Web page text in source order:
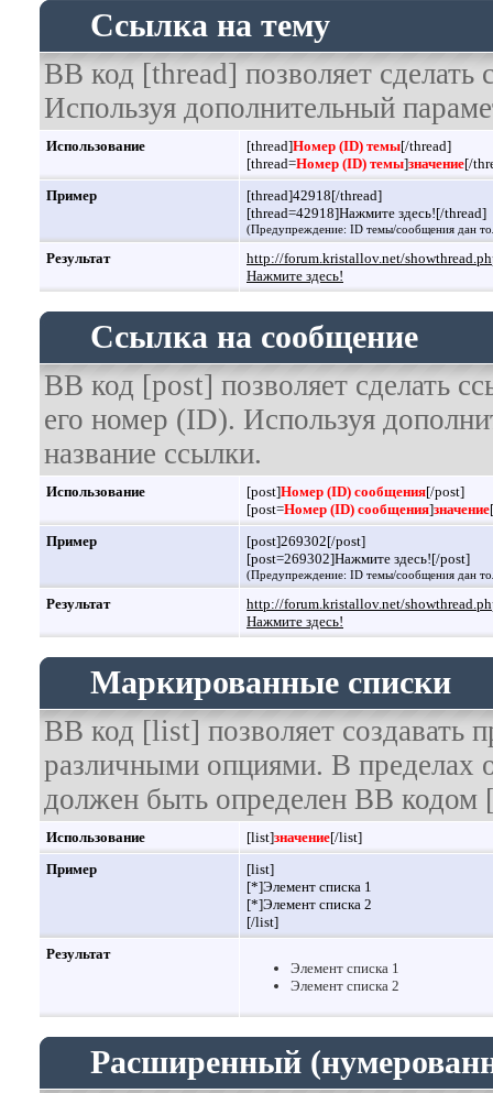
Ссылка на тему
BB код [thread] позволяет
Используя дополнительный
Использование [thread]Номер (ID) темы[/thread]
[thread=Номер (ID) темы]значение[/
Пример
[thread]42918[/thread]
[thread=42918]Нажмите здесь![/thread]
(Предупреждение: ID темы/сообщения дан
Результат
http://forum.kristallov.net/
Нажмите здесь!
Ссылка на сообщение
BB код [post] позволяет сделать
его номер (ID). Используя
название ссылки.
Использование [post]Номер (ID) сообщения[/post]
[post=Номер (ID) сообщения]значение
Пример
[post]269302[/post]
[post=269302]Нажмите здесь![/post]
(Предупреждение: ID темы/сообщения дан
Результат
http://forum.kristallov.net/
Нажмите здесь!
Маркированные списки
BB код [list] позволяет создавать
различными опциями. В пределах
должен быть определен BB кодом
Использование [list]значение[/list]
Пример
[list]
[*]Элемент списка 1
[*]Элемент списка 2
[/list]
Результат
Элемент списка 1
Элемент списка 2
Расширенный